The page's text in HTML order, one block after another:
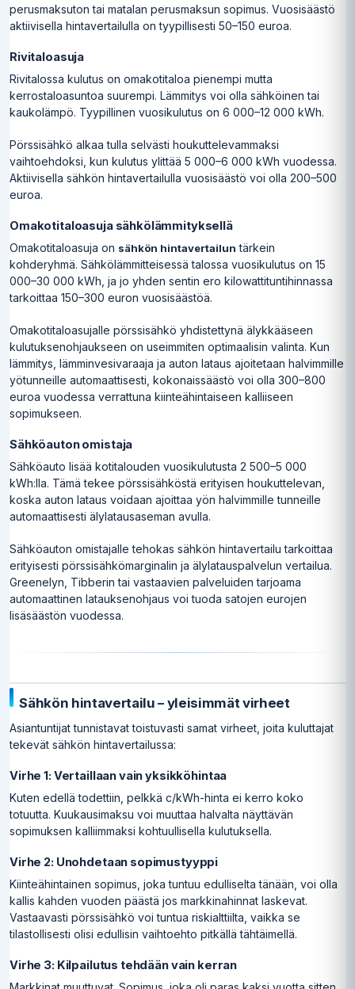
perusmaksuton tai matalan perusmaksun sopimus. Vuosisäästö
aktiivisella hintavertailulla on tyypillisesti 50–150 euroa.
Rivitaloasuja
Rivitalossa kulutus on omakotitaloa pienempi mutta
kerrostaloasuntoa suurempi. Lämmitys voi olla sähköinen tai
kaukolämpö. Tyypillinen vuosikulutus on 6 000–12 000 kWh.
Pörssisähkö alkaa tulla selvästi houkuttelevammaksi
vaihtoehdoksi, kun kulutus ylittää 5 000–6 000 kWh vuodessa.
Aktiivisella sähkön hintavertailulla vuosisäästö voi olla 200–500
euroa.
Omakotitaloasuja sähkölämmityksellä
Omakotitaloasuja on sähkön hintavertailun tärkein
kohderyhmä. Sähkölämmitteisessä talossa vuosikulutus on 15
000–30 000 kWh, ja jo yhden sentin ero kilowattituntihinnassa
tarkoittaa 150–300 euron vuosisäästöä.
Omakotitaloasujalle pörssisähkö yhdistettynä älykkääseen
kulutuksenohjaukseen on useimmiten optimaalisin valinta. Kun
lämmitys, lämminvesivaraaja ja auton lataus ajoitetaan halvimmille
yötunneille automaattisesti, kokonaissäästö voi olla 300–800
euroa vuodessa verrattuna kiinteähintaiseen kalliiseen
sopimukseen.
Sähköauton omistaja
Sähköauto lisää kotitalouden vuosikulutusta 2 500–5 000
kWh:lla. Tämä tekee pörssisähköstä erityisen houkuttelevan,
koska auton lataus voidaan ajoittaa yön halvimmille tunneille
automaattisesti älylatausaseman avulla.
Sähköauton omistajalle tehokas sähkön hintavertailu tarkoittaa
erityisesti pörssisähkömarginalin ja älylatauspalvelun vertailua.
Greenelyn, Tibberin tai vastaavien palveluiden tarjoama
automaattinen latauksenohjaus voi tuoda satojen eurojen
lisäsäästön vuodessa.
Sähkön hintavertailu – yleisimmät virheet
Asiantuntijat tunnistavat toistuvasti samat virheet, joita kuluttajat
tekevät sähkön hintavertailussa:
Virhe 1: Vertaillaan vain yksikköhintaa
Kuten edellä todettiin, pelkkä c/kWh-hinta ei kerro koko
totuutta. Kuukausimaksu voi muuttaa halvalta näyttävän
sopimuksen kalliimmaksi kohtuullisella kulutuksella.
Virhe 2: Unohdetaan sopimustyyppi
Kiinteähintainen sopimus, joka tuntuu edulliselta tänään, voi olla
kallis kahden vuoden päästä jos markkinahinnat laskevat.
Vastaavasti pörssisähkö voi tuntua riskialttiilta, vaikka se
tilastollisesti olisi edullisin vaihtoehto pitkällä tähtäimellä.
Virhe 3: Kilpailutus tehdään vain kerran